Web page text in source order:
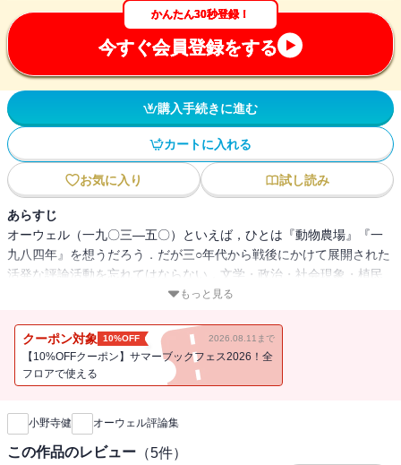
かんたん30秒登録！
今すぐ会員登録をする
購入手続きに進む
カートに入れる
お気に入り 試し読み
あらすじ
オーウェル（一九〇三―五〇）といえば，ひとは『動物農場』『一
九八四年』を想うだろう．だが三○年代から戦後にかけて展開された
活発な評論活動を忘れてはならない．文学・政治・社会現象・植民
地体験など多岐にわたる対象に鋭く深く切り込む彼のエッセイを貫
選．
もっと見る
クーポン対象 10%OFF 2026.08.11まで
【10%OFFクーポン】サマーブックフェス2026！全
フロアで使える
新刊通知
小野寺健 オーウェル評論集
この作品のレビュー （5件）